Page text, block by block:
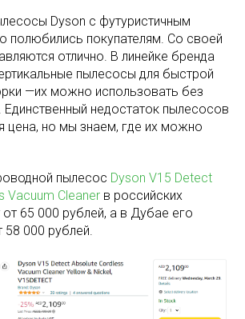
Dyson с футуристичным
полюбились покупателям. Со своей
отлично. В линейке бренда
пылесосы для быстрой
—их можно использовать без
недостаток пылесосов
цена, но мы знаем, где их можно
пылесос Dyson V15 Detect
Vacuum Cleaner в российских
от 65 000 рублей, а в Дубае его
000 рублей.